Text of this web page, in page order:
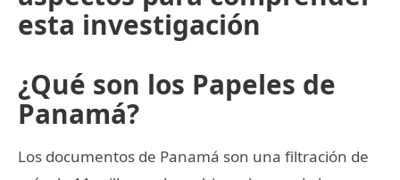
esta investigación
¿Qué son los Papeles de
Panamá?
Los documentos de Panamá son una filtración de